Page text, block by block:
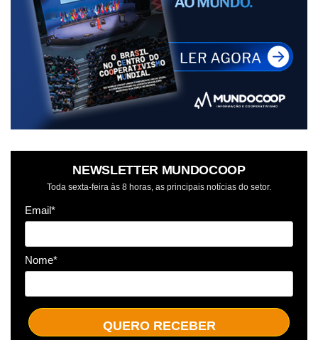
NEWSLETTER MUNDOCOOP
Toda sexta-feira às 8 horas, as principais notícias do setor.
Email*
Nome*
QUERO RECEBER